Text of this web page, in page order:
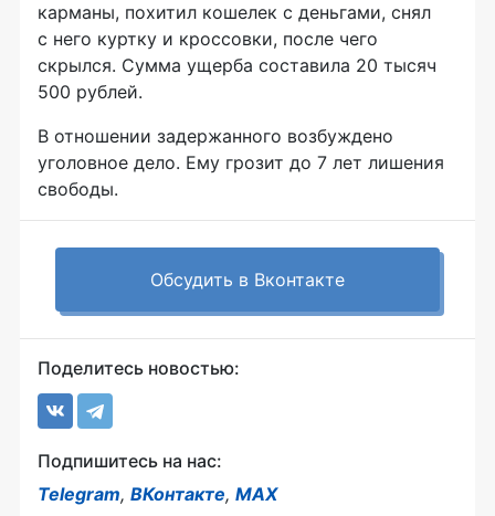
карманы, похитил кошелек с деньгами, снял
с него куртку и кроссовки, после чего
скрылся. Сумма ущерба составила 20 тысяч
500 рублей.
В отношении задержанного возбуждено
уголовное дело. Ему грозит до 7 лет лишения
свободы.
Обсудить в Вконтакте
Поделитесь новостью:
Подпишитесь на нас:
Telegram, ВКонтакте, MAX